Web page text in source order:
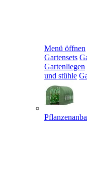
Menü öffnen
Gartensets
Gartenliegen
und stühle